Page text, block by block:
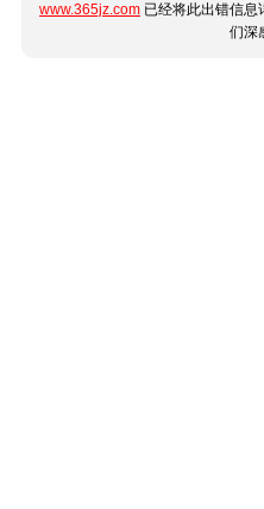
www.365jz.com 已经将此出错信息
们深